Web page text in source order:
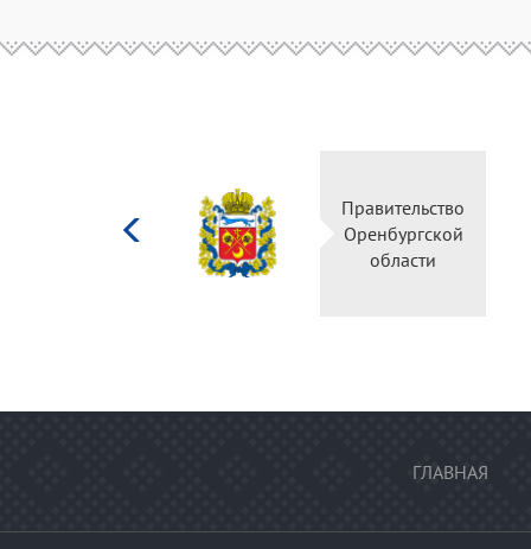
Правительство
Оренбургской
области
ГЛАВНАЯ